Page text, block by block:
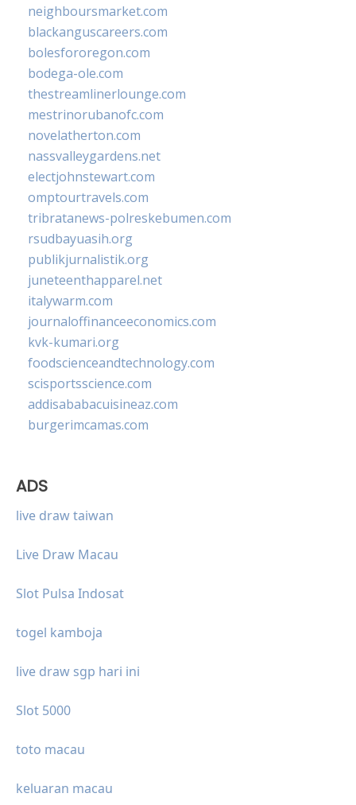
neighboursmarket.com
blackanguscareers.com
bolesfororegon.com
bodega-ole.com
thestreamlinerlounge.com
mestrinorubanofc.com
novelatherton.com
nassvalleygardens.net
electjohnstewart.com
omptourtravels.com
tribratanews-polreskebumen.com
rsudbayuasih.org
publikjurnalistik.org
juneteenthapparel.net
italywarm.com
journaloffinanceeconomics.com
kvk-kumari.org
foodscienceandtechnology.com
scisportsscience.com
addisababacuisineaz.com
burgerimcamas.com
ADS
live draw taiwan
Live Draw Macau
Slot Pulsa Indosat
togel kamboja
live draw sgp hari ini
Slot 5000
toto macau
keluaran macau